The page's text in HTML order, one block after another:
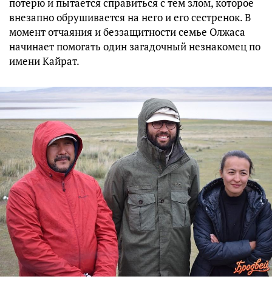
потерю и пытается справиться с тем злом, которое
внезапно обрушивается на него и его сестренок. В
момент отчаяния и беззащитности семье Олжаса
начинает помогать один загадочный незнакомец по
имени Кайрат.